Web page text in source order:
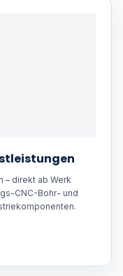
– direkt ab Werk
CNC-Bohr- und